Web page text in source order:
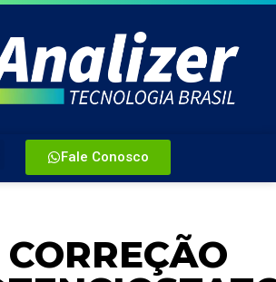
Fale Conosco
CORREÇÃO